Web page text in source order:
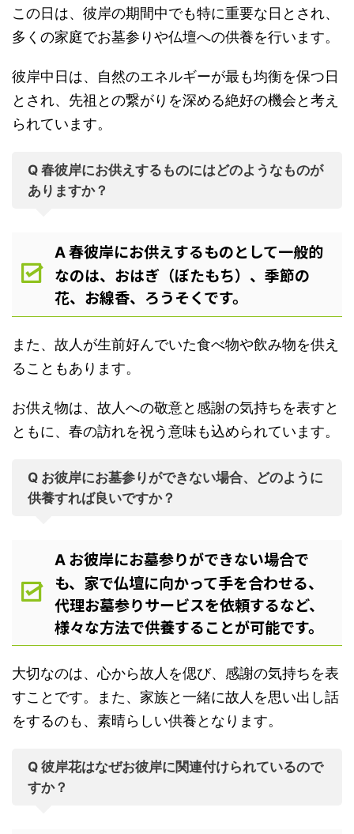
この日は、彼岸の期間中でも特に重要な日とされ、
多くの家庭でお墓参りや仏壇への供養を行います。
彼岸中日は、自然のエネルギーが最も均衡を保つ日
とされ、先祖との繋がりを深める絶好の機会と考え
られています。
Q 春彼岸にお供えするものにはどのようなものが
ありますか？
A春彼岸にお供えするものとして一般的
なのは、おはぎ（ぼたもち）、季節の
花、お線香、ろうそくです。
また、故人が生前好んでいた食べ物や飲み物を供え
ることもあります。
お供え物は、故人への敬意と感謝の気持ちを表すと
ともに、春の訪れを祝う意味も込められています。
Q お彼岸にお墓参りができない場合、どのように
供養すれば良いですか？
Aお彼岸にお墓参りができない場合で
も、家で仏壇に向かって手を合わせる、
代理お墓参りサービスを依頼するなど、
様々な方法で供養することが可能です。
大切なのは、心から故人を偲び、感謝の気持ちを表
すことです。また、家族と一緒に故人を思い出し話
をするのも、素晴らしい供養となります。
Q 彼岸花はなぜお彼岸に関連付けられているので
すか？